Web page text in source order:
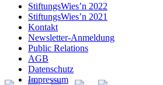
StiftungsWies’n 2022
StiftungsWies’n 2021
Kontakt
Newsletter-Anmeldung
Public Relations
AGB
Datenschutz
Impressum